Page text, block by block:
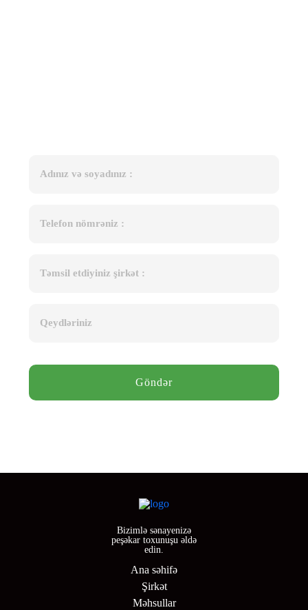
Adınız və soyadınız :
Telefon nömrəniz :
Təmsil etdiyiniz şirkət :
Qeydləriniz
Bizimlə sənayenizə
peşəkar toxunuşu əldə
edin.
Ana səhifə
Şirkət
Məhsullar